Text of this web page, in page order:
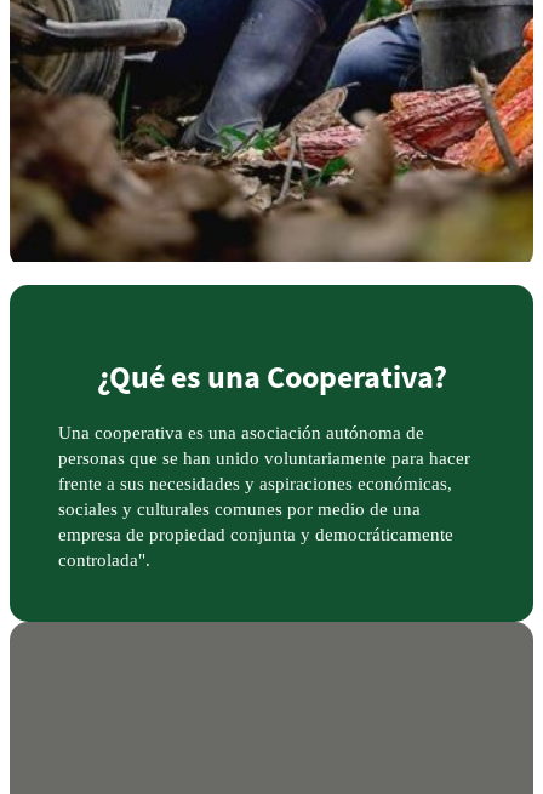
¿Qué es una Cooperativa?
Una cooperativa es una asociación autónoma de
personas que se han unido voluntariamente para hacer
frente a sus necesidades y aspiraciones económicas,
sociales y culturales comunes por medio de una
empresa de propiedad conjunta y democráticamente
controlada".